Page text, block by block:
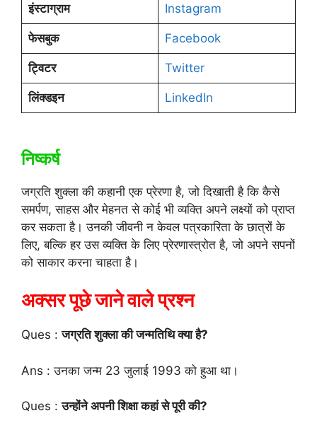
इंस्टाग्राम Instagram
फेसबुक Facebook
ट्विटर Twitter
लिंक्डइन LinkedIn
निष्कर्ष
जग्रति शुक्ला की कहानी एक प्रेरणा है, जो दिखाती है कि कैसे
समर्पण, साहस और मेहनत से कोई भी व्यक्ति अपने लक्ष्यों को प्राप्त
कर सकता है। उनकी जीवनी न केवल पत्रकारिता के छात्रों के
लिए, बल्कि हर उस व्यक्ति के लिए प्रेरणास्त्रोत है, जो अपने सपनों
को साकार करना चाहता है।
अक्सर पूछे जाने वाले प्रश्न
Ques :जग्रति शुक्ला की जन्मतिथि क्या है?
Ans : उनका जन्म 23 जुलाई 1993 को हुआ था।
Ques :उन्होंने अपनी शिक्षा कहां से पूरी की?